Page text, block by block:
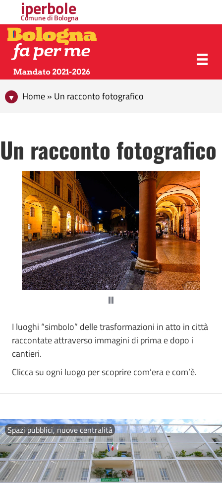
iperbole
Comune di Bologna
Home » Un racconto fotografico
Un racconto fotografico
I luoghi “simbolo” delle trasformazioni in atto in città
raccontate attraverso immagini di prima e dopo i
cantieri.
Clicca su ogni luogo per scoprire com’era e com’è.
Spazi pubblici, nuove centralità